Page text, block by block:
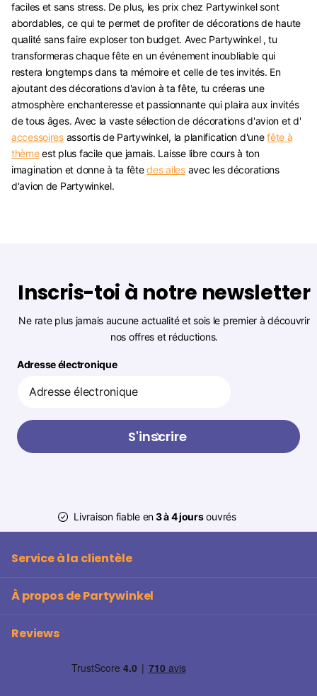
faciles et sans stress. De plus, les prix chez Partywinkel sont
abordables, ce qui te permet de profiter de décorations de haute
qualité sans faire exploser ton budget. Avec Partywinkel , tu
transformeras chaque fête en un événement inoubliable qui
restera longtemps dans ta mémoire et celle de tes invités. En
ajoutant des décorations d'avion à ta fête, tu créeras une
atmosphère enchanteresse et passionnante qui plaira aux invités
de tous âges. Avec la vaste sélection de décorations d'avion et d'
accessoiresassortis de Partywinkel, la planification d'unefête à
thèmeest plus facile que jamais. Laisse libre cours à ton
imagination et donne à ta fêtedes ailesavec les décorations
d'avion de Partywinkel.
Inscris-toi à notre newsletter
Ne rate plus jamais aucune actualité et sois le premier à découvrir
nos offres et réductions.
Adresse électronique
S'inscrire
Livraison fiable en3 à 4 joursouvrés
Service à la clientèle
À propos de Partywinkel
Reviews